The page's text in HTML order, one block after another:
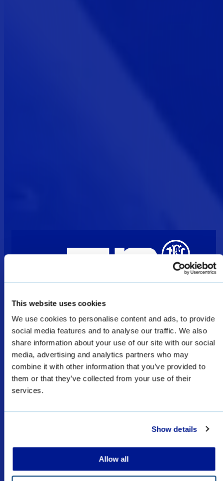
This website uses cookies
We use cookies to personalise content and ads, to provide
social media features and to analyse our traffic. We also
share information about your use of our site with our social
media, advertising and analytics partners who may
combine it with other information that you’ve provided to
them or that they’ve collected from your use of their
services.
Show details
Allow all
Bienvenue
Les produits présentés comme des produits de
défense et d’application de la loi sur ce site Web
sont réservés à l’armée, aux forces de l’ordre et
licences/permis d’exportation.
J'AI COMPRIS